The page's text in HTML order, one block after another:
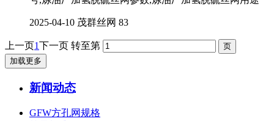
2025-04-10 茂群丝网 83
上一页1下一页 转至第
加载更多
新闻动态
GFW方孔网规格